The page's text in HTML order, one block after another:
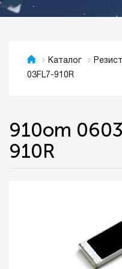
Каталог
03FL7-910R
910om
910R